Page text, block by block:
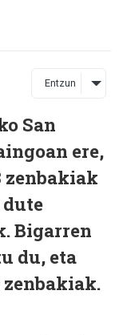
Entzun
San
ere,
zenbakiak
Bigarren
du, eta